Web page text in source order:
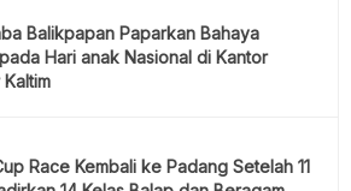
Balikpapan Paparkan Bahaya
Hari anak Nasional di Kantor
Race Kembali ke Padang Setelah 11